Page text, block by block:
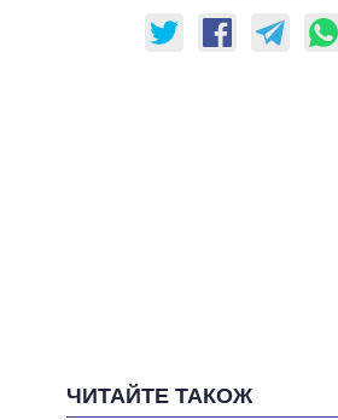
ЧИТАЙТЕ ТАКОЖ